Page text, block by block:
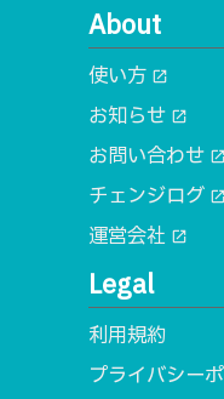
About
使い方 open_in_new
お知らせ open_in_new
お問い合わせ open_in_new
チェンジログ open_in_new
運営会社 open_in_new
Legal
利用規約
プライバシー